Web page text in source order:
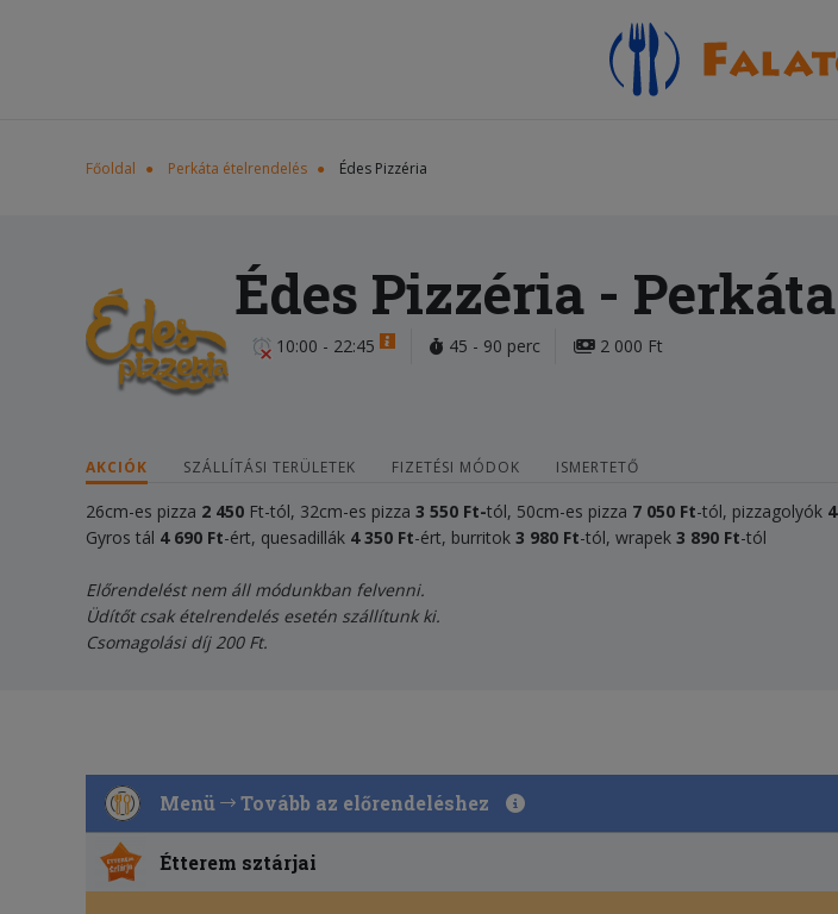
Főoldal Perkáta ételrendelés Édes Pizzéria
Édes Pizzéria - Perkáta
10:00 - 22:45 45 - 90 perc 2 000 Ft
AKCIÓK SZÁLLÍTÁSI TERÜLETEK FIZETÉSI MÓDOK ISMERTETŐ
26cm-es pizza 2 450 Ft-tól, 32cm-es pizza 3 550 Ft-tól, 50cm-es pizza 7 050 Ft-tól, pizzagolyók 4
Gyros tál 4 690 Ft-ért, quesadillák 4350 Ft-ért, burritok 3 980 Ft-tól, wrapek 3 890 Ft-tól
Előrendelést nem áll módunkban felvenni.
Üdítőt csak ételrendelés esetén szállítunk ki.
Csomagolási díj 200 Ft.
Menü Tovább az előrendeléshez
Étterem sztárjai